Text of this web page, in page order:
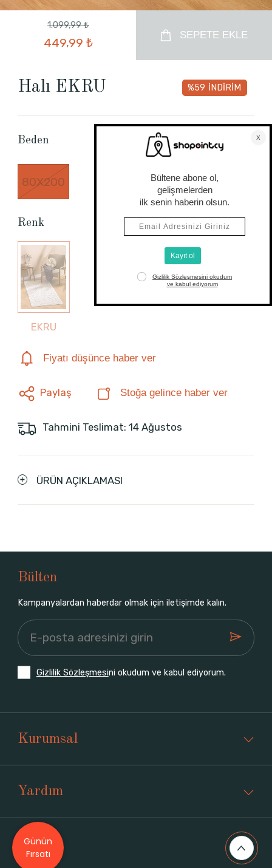
1.099,99 ₺
449,99 ₺
SEPETE EKLE
Halı EKRU %59 İNDİRİM
Beden Beden Tablosu
80X200
Renk
EKRU
Fiyatı düşünce haber ver
Paylaş Stoğa gelince haber ver
Tahmini Teslimat: 14 Ağustos
ÜRÜN AÇIKLAMASI
Bülten
Kampanyalardan haberdar olmak için iletişimde kalın.
Gizlilik Sözleşmesini okudum ve kabul ediyorum.
Kurumsal
Yardım
Üyelik
Günün
Fırsatı